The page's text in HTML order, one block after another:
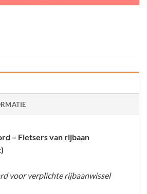
– Fietsers van rijbaan
voor verplichte rijbaanwissel